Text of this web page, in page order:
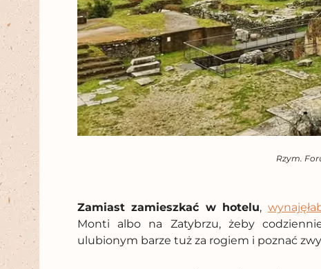
Rzym.
Zamiast zamieszkać w hotelu,
Monti albo na Zatybrzu, żeby
ulubionym barze tuż za rogiem i poznać